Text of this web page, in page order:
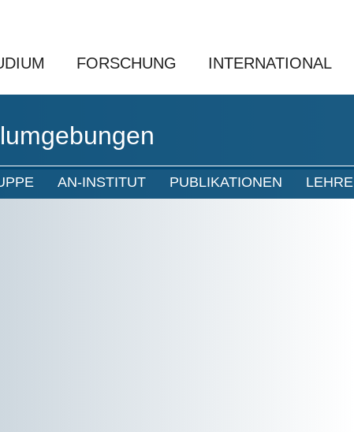
FORSCHUNG INTERNATIONAL
AN-INSTITUT PUBLIKATIONEN LEHRE